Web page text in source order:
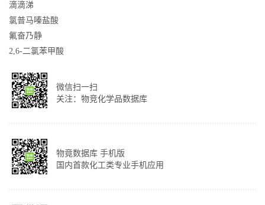
滴滴涕
氯普马嗪盐酸
氟奋乃静
2,6-二氯苯甲酸
微信扫一扫
关注：物竞化学品数据库
物竟数据库 手机版
国内首款化工类专业手机应用